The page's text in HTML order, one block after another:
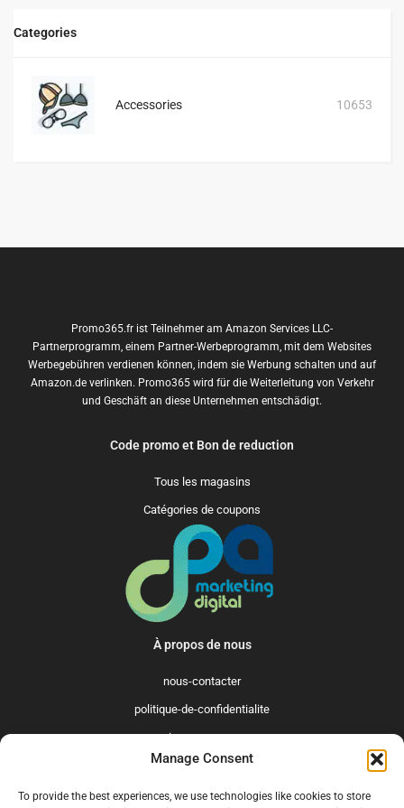
Manage Consent
To provide the best experiences, we use technologies like cookies to store
Categories
Accessories 10653
Promo365.fr ist Teilnehmer am Amazon Services LLC-
Partnerprogramm, einem Partner-Werbeprogramm, mit dem Websites
Werbegebühren verdienen können, indem sie Werbung schalten und auf
Amazon.de verlinken. Promo365 wird für die Weiterleitung von Verkehr
und Geschäft an diese Unternehmen entschädigt.
Code promo et Bon de reduction
Tous les magasins
Catégories de coupons
À propos de nous
nous-contacter
politique-de-confidentialite
qui-sommes-nous